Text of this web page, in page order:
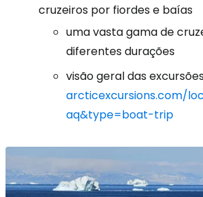
cruzeiros por fiordes e baías
uma vasta gama de
diferentes durações
visão geral das
arcticexcursions.com/
aq&type=boat-trip